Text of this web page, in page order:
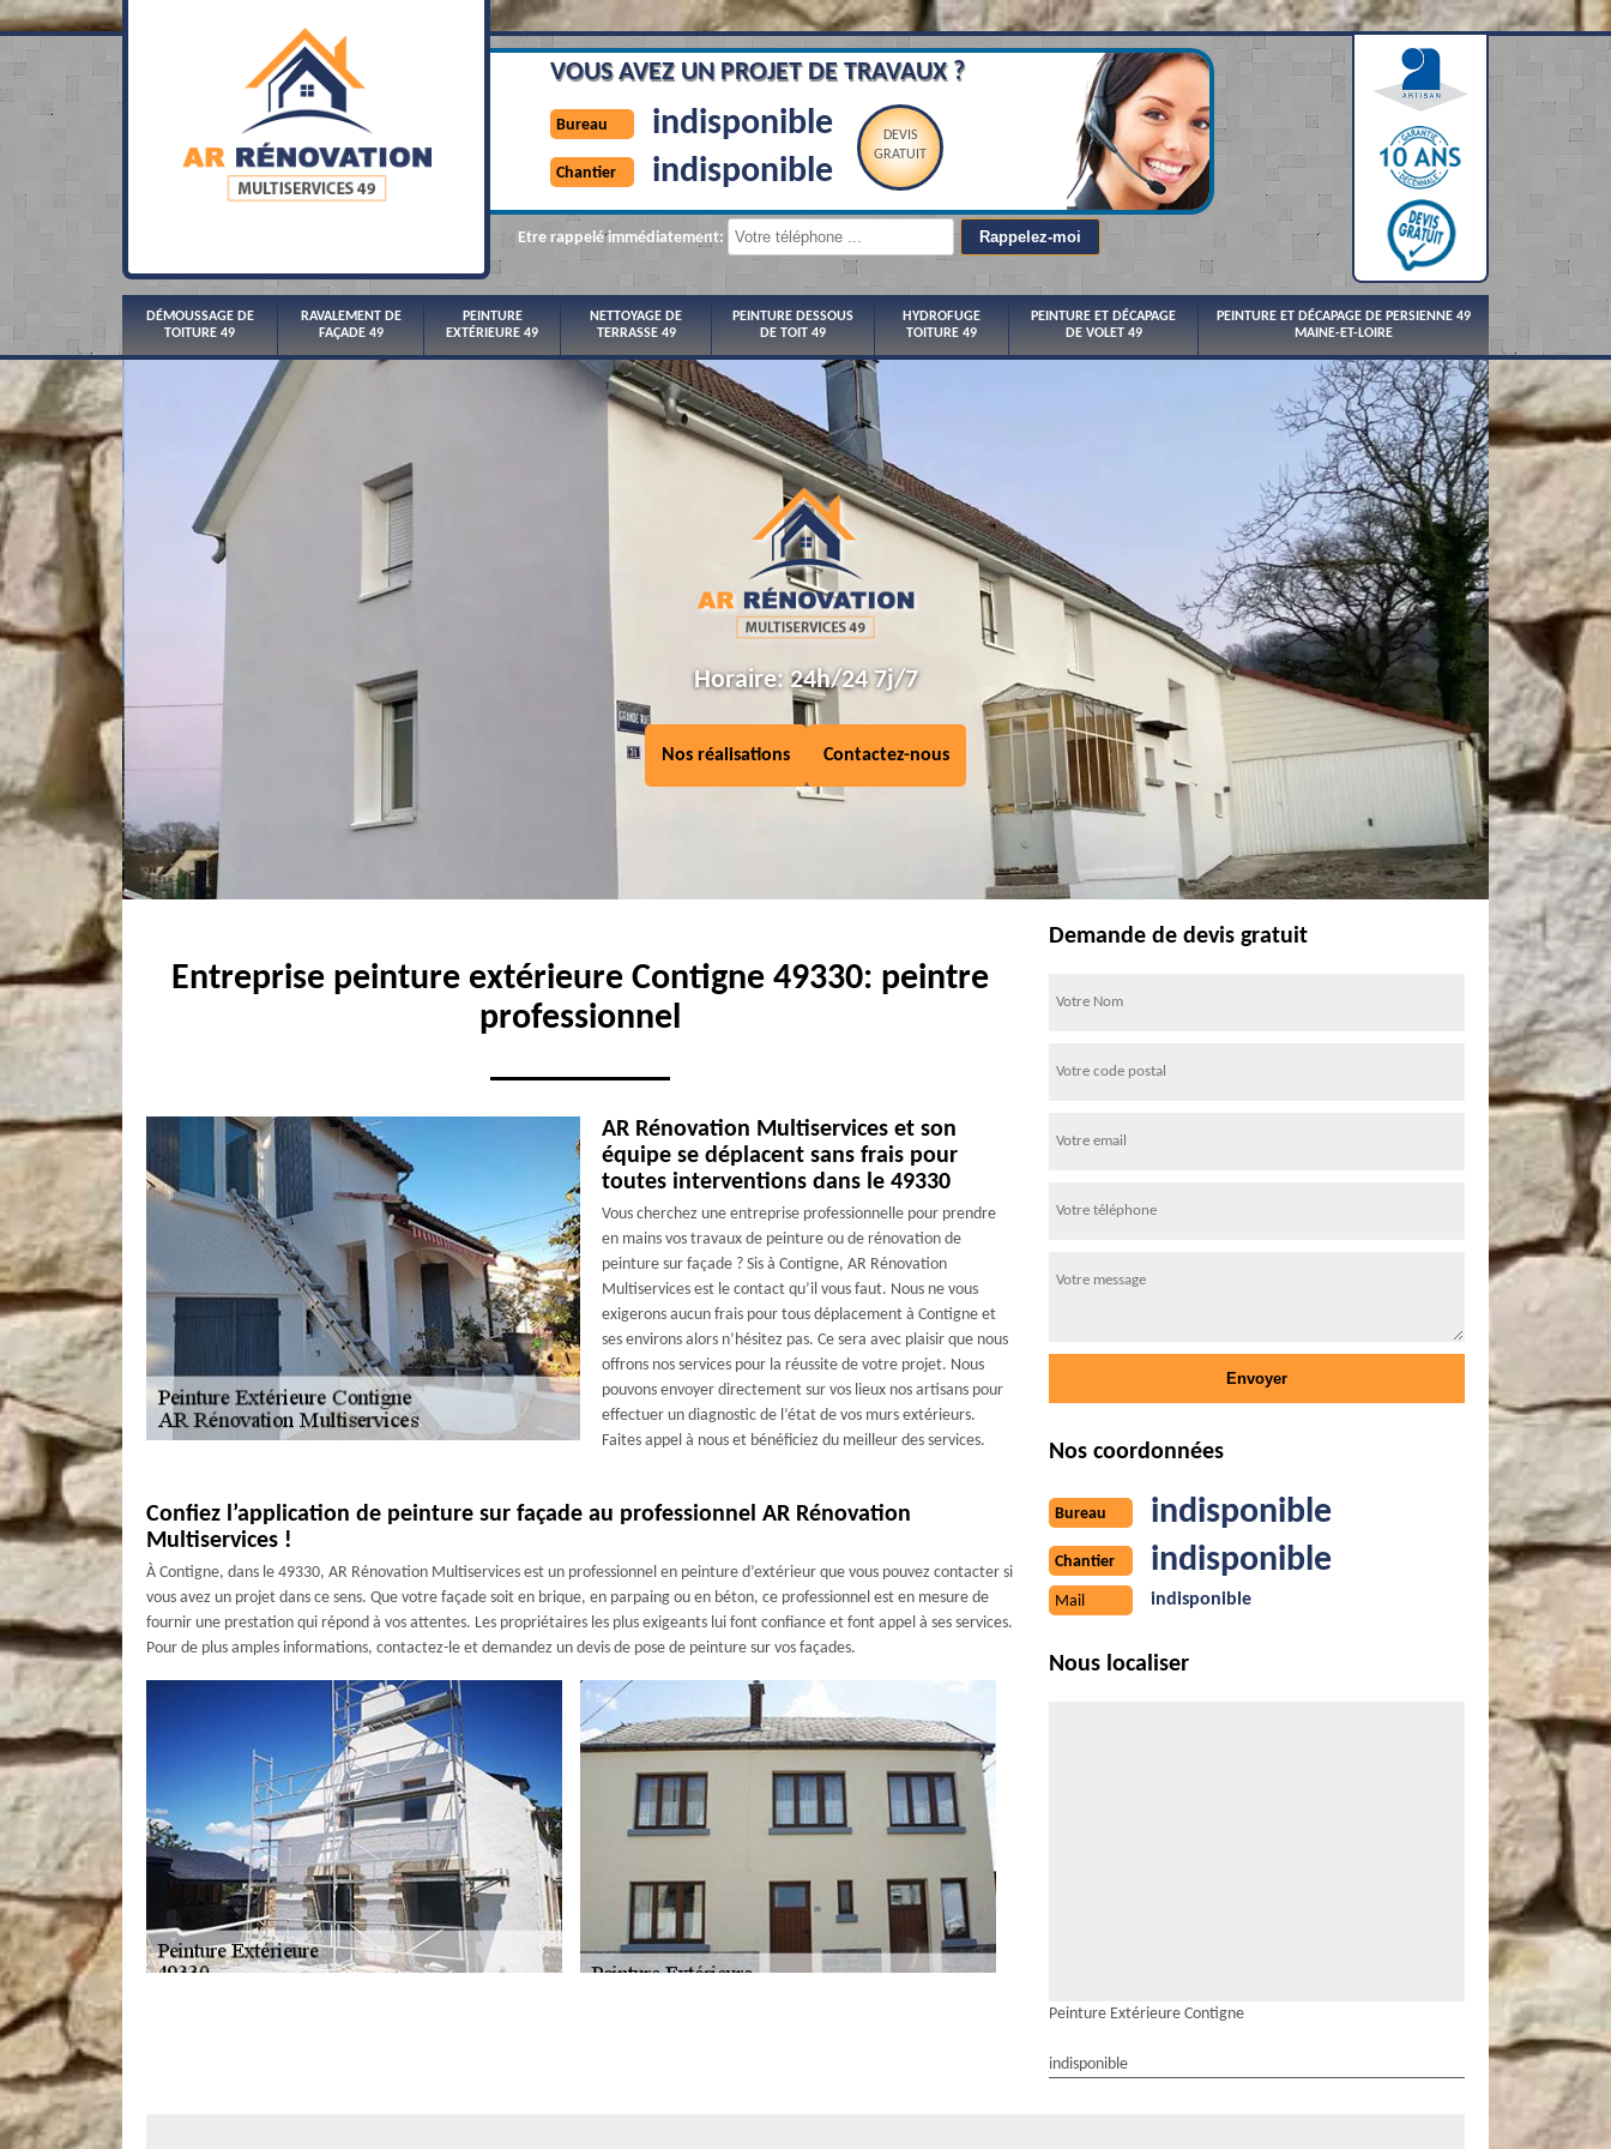
VOUS AVEZ UN PROJET DE TRAVAUX ?
Bureau indisponible
Chantier indisponible
DEVIS
GRATUIT
Etre rappelé immédiatement:
DÉMOUSSAGE DE
TOITURE 49
RAVALEMENT DE
FAÇADE 49
PEINTURE
EXTÉRIEURE 49
NETTOYAGE DE
TERRASSE 49
PEINTURE DESSOUS
DE TOIT 49
HYDROFUGE
TOITURE 49
PEINTURE ET DÉCAPAGE
DE VOLET 49
PEINTURE ET DÉCAPAGE DE PERSIENNE 49
MAINE-ET-LOIRE
Horaire: 24h/24 7j/7
Nos réalisations Contactez-nous
Entreprise peinture extérieure Contigne 49330: peintre
professionnel
AR Rénovation Multiservices et son
équipe se déplacent sans frais pour
toutes interventions dans le 49330
Vous cherchez une entreprise professionnelle pour prendre
en mains vos travaux de peinture ou de rénovation de
peinture sur façade ? Sis à Contigne, AR Rénovation
Multiservices est le contact qu’il vous faut. Nous ne vous
exigerons aucun frais pour tous déplacement à Contigne et
ses environs alors n’hésitez pas. Ce sera avec plaisir que nous
offrons nos services pour la réussite de votre projet. Nous
pouvons envoyer directement sur vos lieux nos artisans pour
effectuer un diagnostic de l’état de vos murs extérieurs.
Faites appel à nous et bénéficiez du meilleur des services.
Confiez l’application de peinture sur façade au professionnel AR Rénovation
Multiservices !
À Contigne, dans le 49330, AR Rénovation Multiservices est un professionnel en peinture d’extérieur que vous pouvez contacter si
vous avez un projet dans ce sens. Que votre façade soit en brique, en parpaing ou en béton, ce professionnel est en mesure de
fournir une prestation qui répond à vos attentes. Les propriétaires les plus exigeants lui font confiance et font appel à ses services.
Pour de plus amples informations, contactez-le et demandez un devis de pose de peinture sur vos façades.
Demande de devis gratuit
Nos coordonnées
Bureau indisponible
Chantier indisponible
Mail indisponible
Nous localiser
Peinture Extérieure Contigne
indisponible